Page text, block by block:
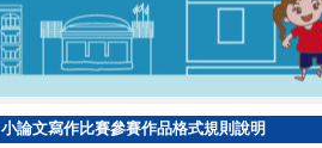
小論文寫作比賽參賽作品格式規則說明